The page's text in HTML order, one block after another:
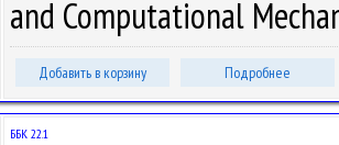
and Computational
Добавить в корзину Подробнее
ББК 22.1